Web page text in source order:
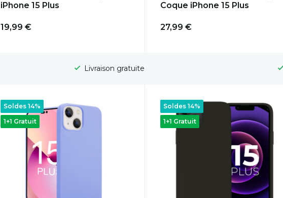
iPhone 15 Plus
19,99 €
Coque iPhone 15 Plus
27,99 €
Délai de rétractation de 100 jours
1+1 Gratuit
Soldes 14%
1+1 Gratuit
Soldes 14%